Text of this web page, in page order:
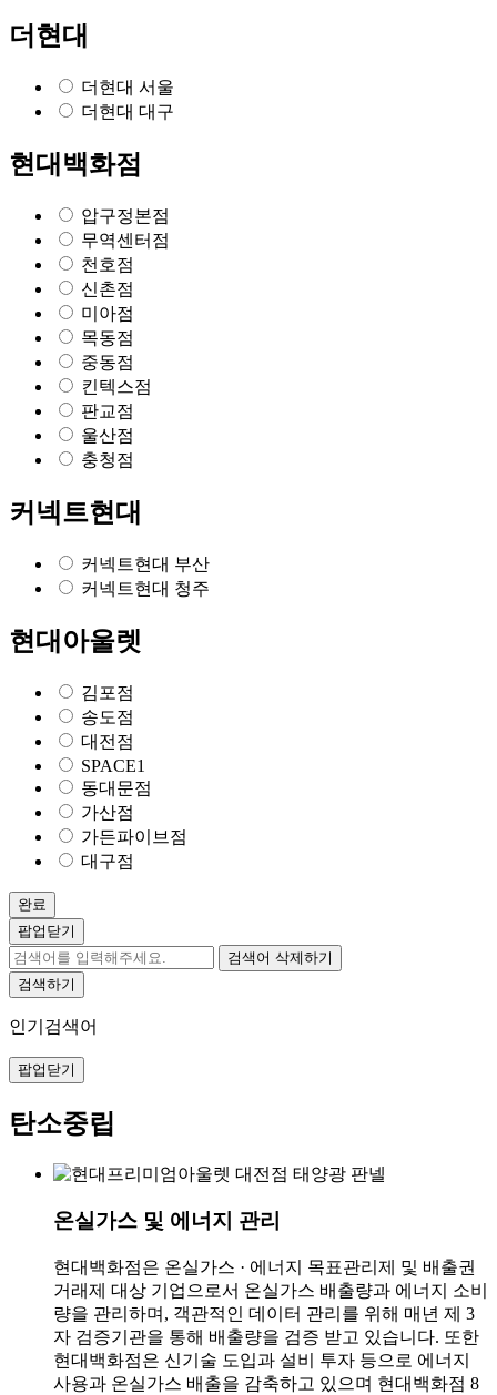
더현대
더현대 서울
더현대 대구
현대백화점
압구정본점
무역센터점
천호점
신촌점
미아점
목동점
중동점
킨텍스점
판교점
울산점
충청점
커넥트현대
커넥트현대 부산
커넥트현대 청주
현대아울렛
김포점
송도점
대전점
SPACE1
동대문점
가산점
가든파이브점
대구점
완료
팝업닫기
검색어 삭제하기
검색하기
인기검색어
팝업닫기
탄소중립
온실가스 및 에너지 관리
현대백화점은 온실가스 · 에너지 목표관리제 및 배출권
거래제 대상 기업으로서 온실가스 배출량과 에너지 소비
량을 관리하며, 객관적인 데이터 관리를 위해 매년 제 3
자 검증기관을 통해 배출량을 검증 받고 있습니다. 또한
현대백화점은 신기술 도입과 설비 투자 등으로 에너지
사용과 온실가스 배출을 감축하고 있으며 현대백화점 8